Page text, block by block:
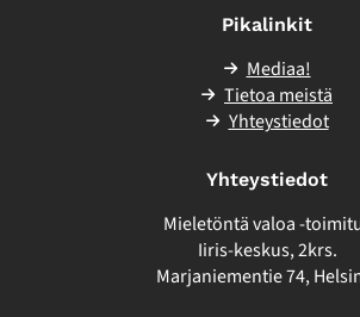
Pikalinkit
Mediaa!
Tietoa meistä
Yhteystiedot
Yhteystiedot
Mieletöntä valoa -
Iiris-keskus, 2krs.
Marjaniementie 74,